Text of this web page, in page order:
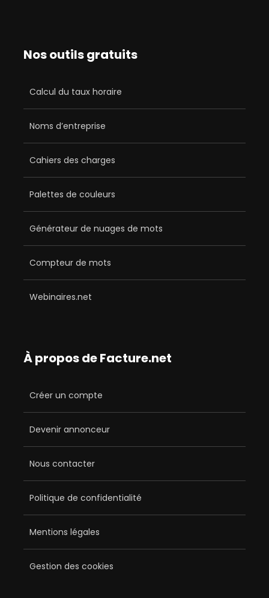
Nos outils gratuits
Calcul du taux horaire
Noms d’entreprise
Cahiers des charges
Palettes de couleurs
Générateur de nuages de mots
Compteur de mots
Webinaires.net
À propos de Facture.net
Créer un compte
Devenir annonceur
Nous contacter
Politique de confidentialité
Mentions légales
Gestion des cookies